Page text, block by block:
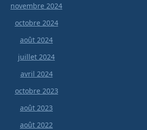
novembre 2024
octobre 2024
août 2024
juillet 2024
avril 2024
octobre 2023
août 2023
août 2022